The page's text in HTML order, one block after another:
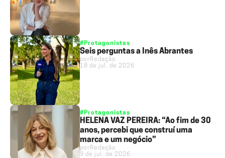
#Protagonistas
Seis perguntas a Inês Abrantes
por Redação
18 de jul. de 2026
#Protagonistas
HELENA VAZ PEREIRA: “Ao fim de 30
anos, percebi que construí uma
marca e um negócio”
por Redação
9 de jul. de 2026